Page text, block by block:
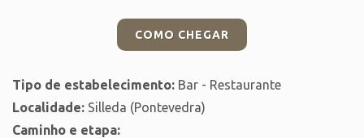
COMO CHEGAR
Tipo de estabelecimento: Bar - Restaurante
Localidade: Silleda (Pontevedra)
Caminho e etapa: